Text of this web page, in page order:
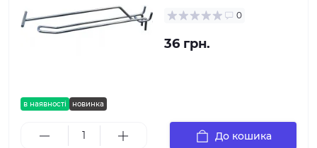
в наявності новинка
0
36 грн.
До кошика